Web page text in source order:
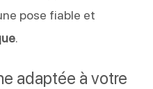
pose fiable et
.
adaptée à votre